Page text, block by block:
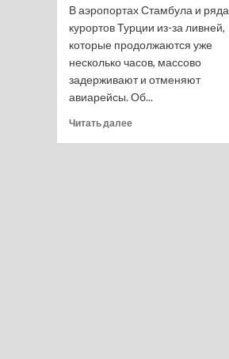
В аэропортах Стамбула и ряда
курортов Турции из-за ливней,
которые продолжаются уже
несколько часов, массово
задерживают и отменяют
авиарейсы. Об...
Читать далееПрочитать